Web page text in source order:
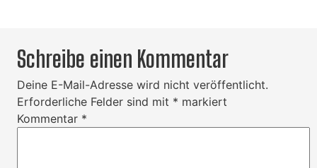
Schreibe einen Kommentar
Deine E-Mail-Adresse wird nicht veröffentlicht.
Erforderliche Felder sind mit * markiert
Kommentar *